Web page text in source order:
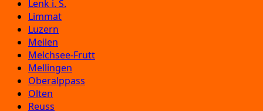
Lenk i. S.
Limmat
Luzern
Meilen
Melchsee-Frutt
Mellingen
Oberalppass
Olten
Reuss